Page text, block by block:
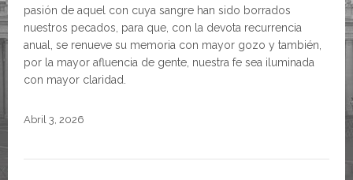
pasión de aquel con cuya sangre han sido borrados
nuestros pecados, para que, con la devota recurrencia
anual, se renueve su memoria con mayor gozo y también,
por la mayor afluencia de gente, nuestra fe sea iluminada
con mayor claridad.
Abril 3, 2026